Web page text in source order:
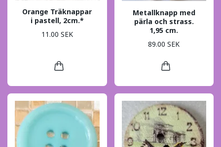
Orange Träknappar
i pastell, 2cm.*
11.00 SEK
Metallknapp med
pärla och strass.
1,95 cm.
89.00 SEK